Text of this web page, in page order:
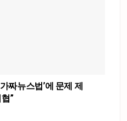
짜뉴스법’에 문제 제
”